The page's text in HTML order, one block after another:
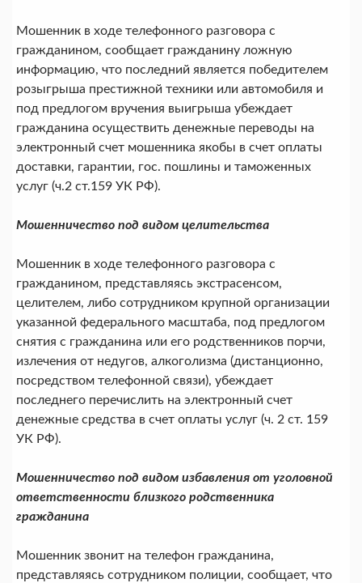
Мошенник в ходе телефонного разговора с
гражданином, сообщает гражданину ложную
информацию, что последний является победителем
розыгрыша престижной техники или автомобиля и
под предлогом вручения выигрыша убеждает
гражданина осуществить денежные переводы на
электронный счет мошенника якобы в счет оплаты
доставки, гарантии, гос. пошлины и таможенных
услуг (ч.2 ст.159 УК РФ).
Мошенничество под видом целительства
Мошенник в ходе телефонного разговора с
гражданином, представляясь экстрасенсом,
целителем, либо сотрудником крупной организации
указанной федерального масштаба, под предлогом
снятия с гражданина или его родственников порчи,
излечения от недугов, алкоголизма (дистанционно,
посредством телефонной связи), убеждает
последнего перечислить на электронный счет
денежные средства в счет оплаты услуг (ч. 2 ст. 159
УК РФ).
Мошенничество под видом избавления от уголовной
ответственности близкого родственника
гражданина
Мошенник звонит на телефон гражданина,
представляясь сотрудником полиции, сообщает, что